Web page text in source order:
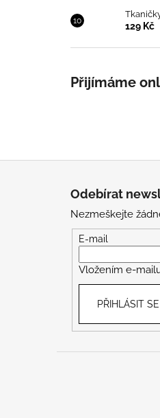
129 Kč
Přijímáme
Odebírat
Nezmeškejte
E-mail
Vložením e-
PŘIHLÁSIT SE